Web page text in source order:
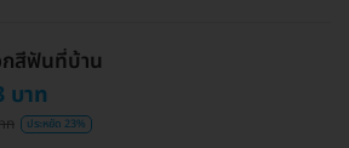
สีฟันที่บ้าน
บาท
ท ประหยัด 23%